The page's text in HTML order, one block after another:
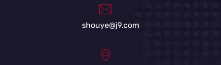
shouye@j9.com